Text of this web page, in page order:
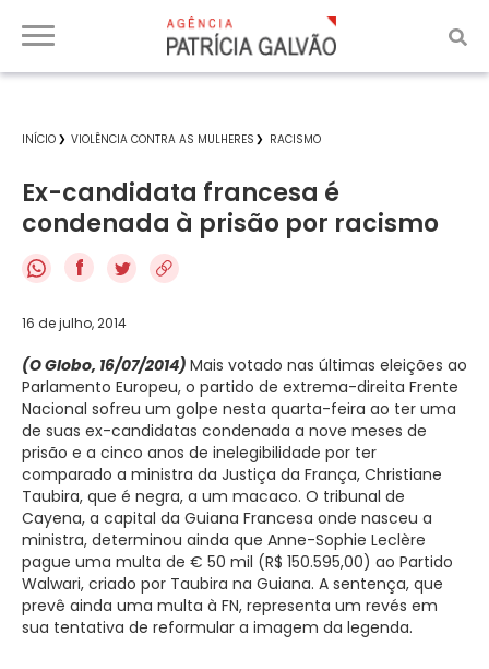
INÍCIO VIOLÊNCIA CONTRA AS MULHERES RACISMO
Ex-candidata francesa é
condenada à prisão por racismo
f
16 de julho, 2014
(O Globo, 16/07/2014) Mais votado nas últimas eleições ao
Parlamento Europeu, o partido de extrema-direita Frente
Nacional sofreu um golpe nesta quarta-feira ao ter uma
de suas ex-candidatas condenada a nove meses de
prisão e a cinco anos de inelegibilidade por ter
comparado a ministra da Justiça da França, Christiane
Taubira, que é negra, a um macaco. O tribunal de
Cayena, a capital da Guiana Francesa onde nasceu a
ministra, determinou ainda que Anne-Sophie Leclère
pague uma multa de € 50 mil (R$ 150.595,00) ao Partido
Walwari, criado por Taubira na Guiana. A sentença, que
prevê ainda uma multa à FN, representa um revés em
sua tentativa de reformular a imagem da legenda.